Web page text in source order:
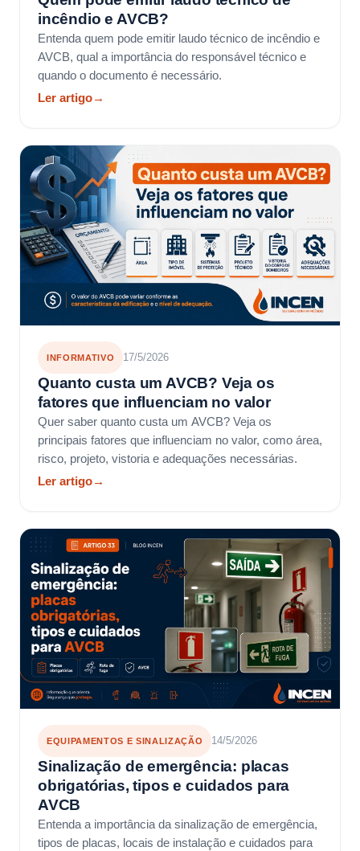
incêndio e AVCB?
Entenda quem pode emitir laudo técnico de incêndio e
AVCB, qual a importância do responsável técnico e
quando o documento é necessário.
Ler artigo→
INFORMATIVO 17/5/2026
Quanto custa um AVCB? Veja os
fatores que influenciam no valor
Quer saber quanto custa um AVCB? Veja os
principais fatores que influenciam no valor, como área,
risco, projeto, vistoria e adequações necessárias.
Ler artigo→
EQUIPAMENTOS E SINALIZAÇÃO 14/5/2026
Sinalização de emergência: placas
obrigatórias, tipos e cuidados para
AVCB
Entenda a importância da sinalização de emergência,
tipos de placas, locais de instalação e cuidados para